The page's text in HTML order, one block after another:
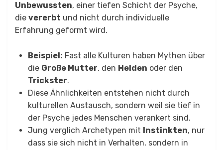
Unbewussten, einer tiefen Schicht der Psyche,
die vererbt und nicht durch individuelle
Erfahrung geformt wird.
Beispiel: Fast alle Kulturen haben Mythen über
die Große Mutter, den Helden oder den
Trickster.
Diese Ähnlichkeiten entstehen nicht durch
kulturellen Austausch, sondern weil sie tief in
der Psyche jedes Menschen verankert sind.
Jung verglich Archetypen mit Instinkten, nur
dass sie sich nicht in Verhalten, sondern in